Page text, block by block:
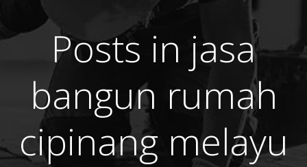
Posts in jasa
bangun rumah
cipinang melayu